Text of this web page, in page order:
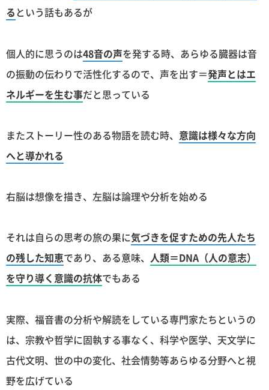
るという話もあるが
個人的に思うのは48音の声を発する時、あらゆる臓器は音
の振動の伝わりで活性化するので、声を出す＝発声とはエ
ネルギーを生む事だと思っている
またストーリー性のある物語を読む時、 意識は様々な方向
へと導かれる
右脳は想像を描き、左脳は論理や分析を始める
それは自らの思考の旅の果に気づきを促すための先人たち
の残した知恵であり、ある意味、 人類＝DNA（人の意志）
を守り導く意識の抗体でもある
実際、福音書の分析や解読をしている専門家たちというの
は、宗教や哲学に固執する事なく、科学や医学、天文学に
古代文明、世の中の変化、社会情勢等あらゆる分野へと視
野を広げている